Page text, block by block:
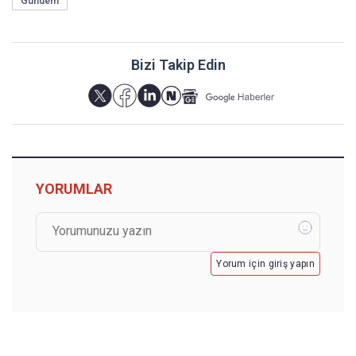
Bizi Takip Edin
YORUMLAR
Yorum için giriş yapın